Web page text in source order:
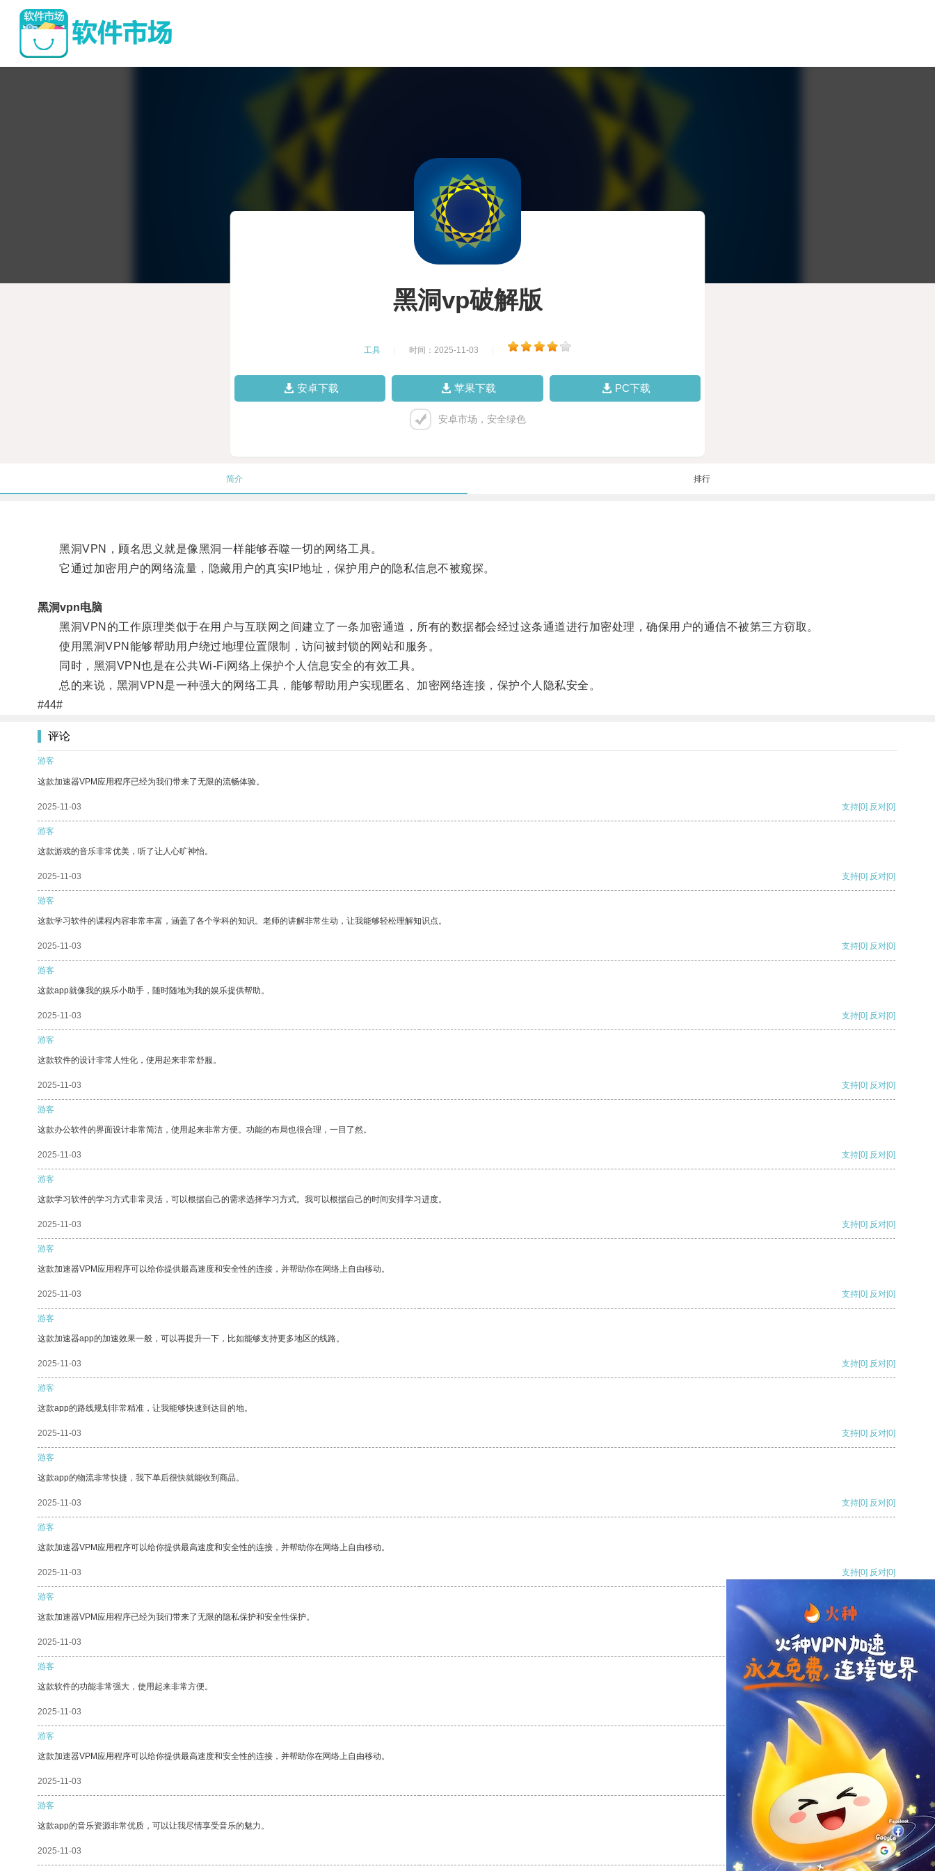
黑洞vp破解版
工具 时间：2025-11-03
安卓下载 苹果下载 PC下载
安卓市场，安全绿色
简介 排行
黑洞VPN，顾名思义就是像黑洞一样能够吞噬一切的网络工具。
它通过加密用户的网络流量，隐藏用户的真实IP地址，保护用户的隐私信息不被窥探。
黑洞vpn电脑
黑洞VPN的工作原理类似于在用户与互联网之间建立了一条加密通道，所有的数据都会经过这条通道进行加密处理，确保用户的通信不被第三方窃取。
使用黑洞VPN能够帮助用户绕过地理位置限制，访问被封锁的网站和服务。
同时，黑洞VPN也是在公共Wi-Fi网络上保护个人信息安全的有效工具。
总的来说，黑洞VPN是一种强大的网络工具，能够帮助用户实现匿名、加密网络连接，保护个人隐私安全。
#44#
评论
游客
这款加速器VPM应用程序已经为我们带来了无限的流畅体验。
2025-11-03 支持[0] 反对[0]
游客
这款游戏的音乐非常优美，听了让人心旷神怡。
2025-11-03 支持[0] 反对[0]
游客
这款学习软件的课程内容非常丰富，涵盖了各个学科的知识。老师的讲解非常生动，让我能够轻松理解知识点。
2025-11-03 支持[0] 反对[0]
游客
这款app就像我的娱乐小助手，随时随地为我的娱乐提供帮助。
2025-11-03 支持[0] 反对[0]
游客
这款软件的设计非常人性化，使用起来非常舒服。
2025-11-03 支持[0] 反对[0]
游客
这款办公软件的界面设计非常简洁，使用起来非常方便。功能的布局也很合理，一目了然。
2025-11-03 支持[0] 反对[0]
游客
这款学习软件的学习方式非常灵活，可以根据自己的需求选择学习方式。我可以根据自己的时间安排学习进度。
2025-11-03 支持[0] 反对[0]
游客
这款加速器VPM应用程序可以给你提供最高速度和安全性的连接，并帮助你在网络上自由移动。
2025-11-03 支持[0] 反对[0]
游客
这款加速器app的加速效果一般，可以再提升一下，比如能够支持更多地区的线路。
2025-11-03 支持[0] 反对[0]
游客
这款app的路线规划非常精准，让我能够快速到达目的地。
2025-11-03 支持[0] 反对[0]
游客
这款app的物流非常快捷，我下单后很快就能收到商品。
2025-11-03 支持[0] 反对[0]
游客
这款加速器VPM应用程序可以给你提供最高速度和安全性的连接，并帮助你在网络上自由移动。
2025-11-03 支持[0] 反对[0]
游客
这款加速器VPM应用程序已经为我们带来了无限的隐私保护和安全性保护。
2025-11-03 支持[0] 反对
游客
这款软件的功能非常强大，使用起来非常方便。
2025-11-03 支持
游客
这款加速器VPM应用程序可以给你提供最高速度和安全性的连接，并帮助你在网络上自由移动。
2025-11-03 反对 [0]
游客
这款app的音乐资源非常优质，可以让我尽情享受音乐的魅力。
2025-11-03 支持[0] 反对[0]